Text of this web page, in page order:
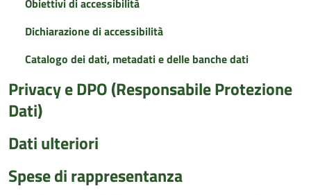
Obiettivi di accessibilità
Dichiarazione di accessibilità
Catalogo dei dati, metadati e delle banche dati
Privacy e DPO (Responsabile Protezione
Dati)
Dati ulteriori
Spese di rappresentanza